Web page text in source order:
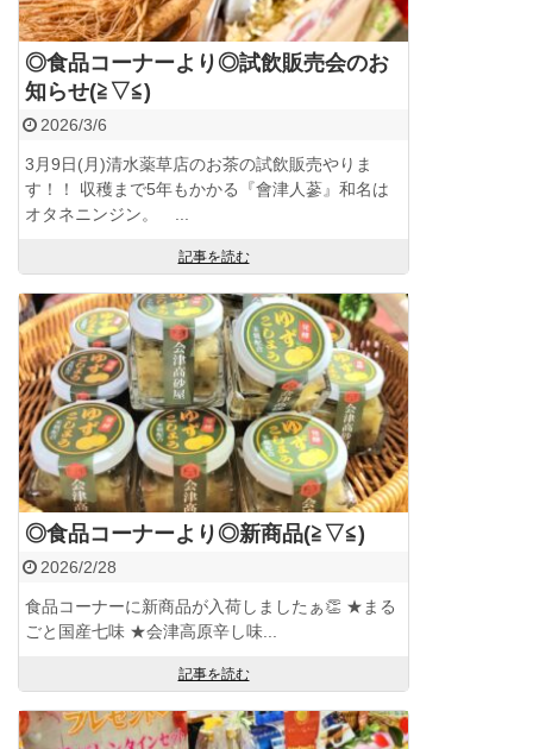
◎食品コーナーより◎試飲販売会のお
知らせ(≧▽≦)
2026/3/6
3月9日(月)清水薬草店のお茶の試飲販売やりま
す！！ 収穫まで5年もかかる『會津人蔘』和名は
オタネニンジン。 ...
記事を読む
◎食品コーナーより◎新商品(≧▽≦)
2026/2/28
食品コーナーに新商品が入荷しましたぁ👏 ★まる
ごと国産七味 ★会津高原辛し味...
記事を読む